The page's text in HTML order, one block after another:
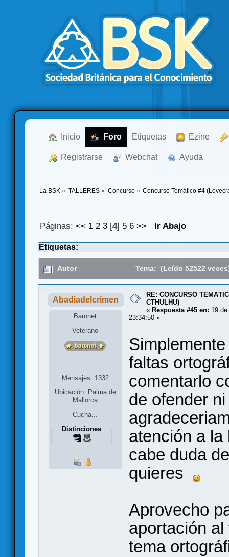
Inicio Foro Etiquetas Ezine
Registrarse Webchat Ayuda
La BSK » TALLERES» Concurso» Concurso Temático #4
Páginas:<< 1 2 3 [4] 5 6 >> Ir Abajo
Etiquetas:
Autor Tema: (Leído 52522
Abadiadelcrimen
Baronet
Veterano
Mensajes: 1332
Ubicación: Palma de
Mallorca
Cucha...
Distinciones
RE: CONCURSO
CTHULHU)
« Respuesta #45 en: 19
23:34:50 »
faltas
comentarlo
de ofender
atención a la
cabe duda
quieres
Aprovecho
aportación
tema